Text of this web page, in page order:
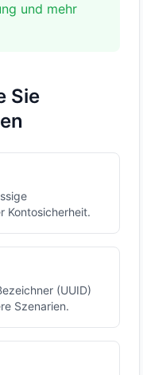
und mehr
Sie
Kontosicherheit.
(UUID)
Szenarien.